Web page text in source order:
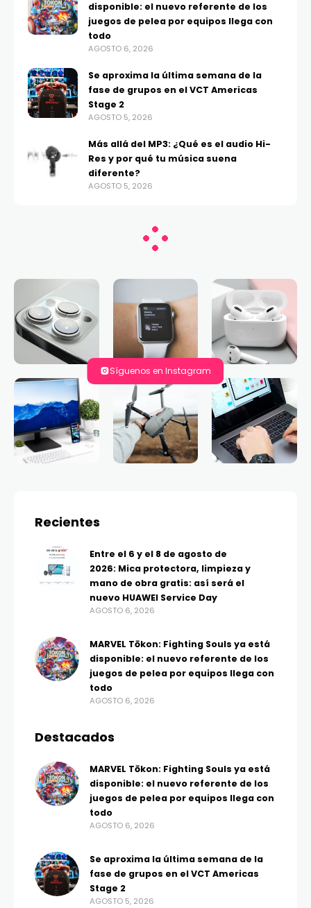
disponible: el nuevo referente de los
juegos de pelea por equipos llega con
todo
AGOSTO 6, 2026
Se aproxima la última semana de la
fase de grupos en el VCT Americas
Stage 2
AGOSTO 5, 2026
Más allá del MP3: ¿Qué es el audio Hi-
Res y por qué tu música suena
diferente?
AGOSTO 5, 2026
Síguenos en Instagram
Recientes
Entre el 6 y el 8 de agosto de
2026: Mica protectora, limpieza y
mano de obra gratis: así será el
nuevo HUAWEI Service Day
AGOSTO 6, 2026
MARVEL Tōkon: Fighting Souls ya está
disponible: el nuevo referente de los
juegos de pelea por equipos llega con
todo
AGOSTO 6, 2026
Destacados
MARVEL Tōkon: Fighting Souls ya está
disponible: el nuevo referente de los
juegos de pelea por equipos llega con
todo
AGOSTO 6, 2026
Se aproxima la última semana de la
fase de grupos en el VCT Americas
Stage 2
AGOSTO 5, 2026